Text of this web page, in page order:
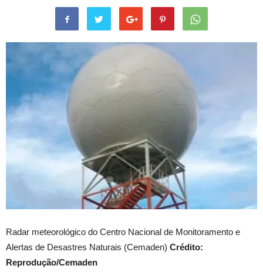
Radar meteorológico do Centro Nacional de Monitoramento e
Alertas de Desastres Naturais (Cemaden) Crédito:
Reprodução/Cemaden